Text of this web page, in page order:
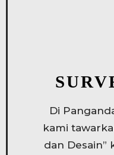
Di
kami
dan Desain”